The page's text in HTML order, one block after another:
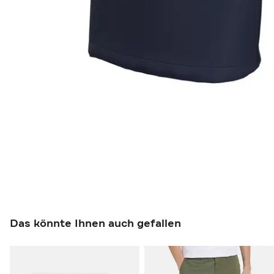
Das könnte Ihnen auch gefallen